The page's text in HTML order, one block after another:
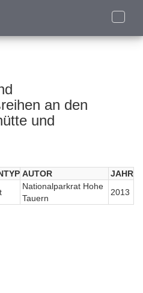
Toggle
an den
und
AUTOR
JAHR
Nationalparkrat Hohe
Tauern
2013